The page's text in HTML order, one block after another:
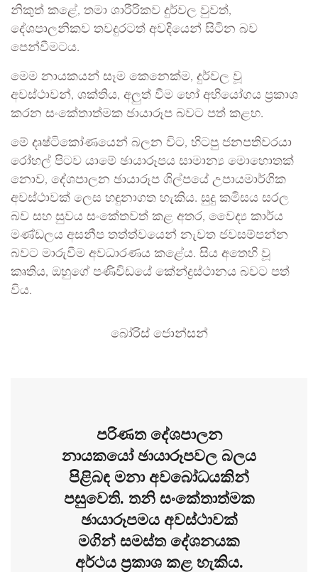
නිකුත් කළේ, තමා ශාරීරිකව දුර්වල වුවත්,
දේශපාලනිකව තවදුරටත් අවදියෙන් සිටින බව
පෙන්වීමටය.
මෙම නායකයන් සෑම කෙනෙක්ම, දුර්වල වූ
අවස්ථාවන්, ශක්තිය, අලුත් වීම හෝ අභියෝගය ප්‍රකාශ
කරන සංකේතාත්මක ඡායාරූප බවට පත් කළහ.
මේ දෘෂ්ටිකෝණයෙන් බලන විට, හිටපු ජනපතිවරයා
රෝහල් පිටව යාමේ ඡායාරූපය සාමාන්‍ය මොහොතක්
නොව, දේශපාලන ඡායාරූප ශිල්පයේ උපායමාර්ගික
අවස්ථාවක් ලෙස හඳුනාගත හැකිය. සුදු කමිසය සරල
බව සහ සුවය සංකේතවත් කළ අතර, වෛද්‍ය කාර්ය
මණ්ඩලය අසනීප තත්ත්වයෙන් නැවත ජවසම්පන්න
බවට මාරුවීම අවධාරණය කළේය. සිය අතෙහි වූ
කෘතිය, ඔහුගේ පණිවිඩයේ කේන්ද්‍රස්ථානය බවට පත්
විය.
බෝරිස් ජොන්සන්
පරිණත දේශපාලන
නායකයෝ ඡායාරූපවල බලය
පිළිබඳ මනා අවබෝධයකින්
පසුවෙති. තනි සංකේතාත්මක
ඡායාරූපමය අවස්ථාවක්
මගින් සමස්ත දේශනයක
අර්ථය ප්‍රකාශ කළ හැකිය.